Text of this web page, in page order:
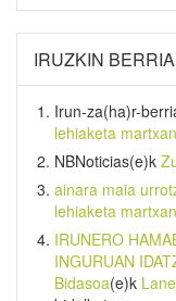
IRUZKIN
Irun-za(ha)r-
lehiaketa
NBNoticias(e)k
ainara maia
lehiaketa
IRUNERO
INGURUAN
Bidasoa(e)k